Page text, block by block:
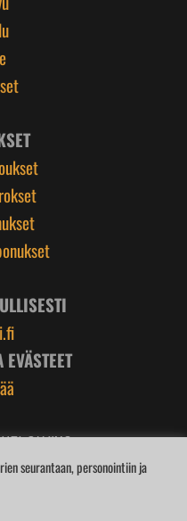
seurantaan, personointiin ja